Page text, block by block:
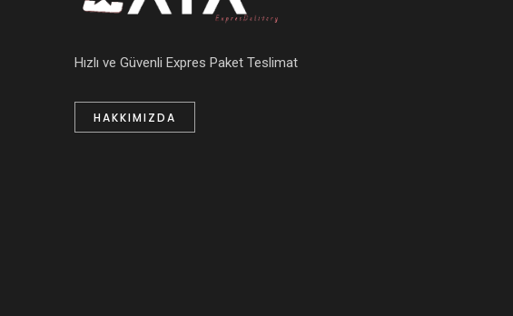
Hızlı ve Güvenli Expres Paket Teslimat
HAKKIMIZDA